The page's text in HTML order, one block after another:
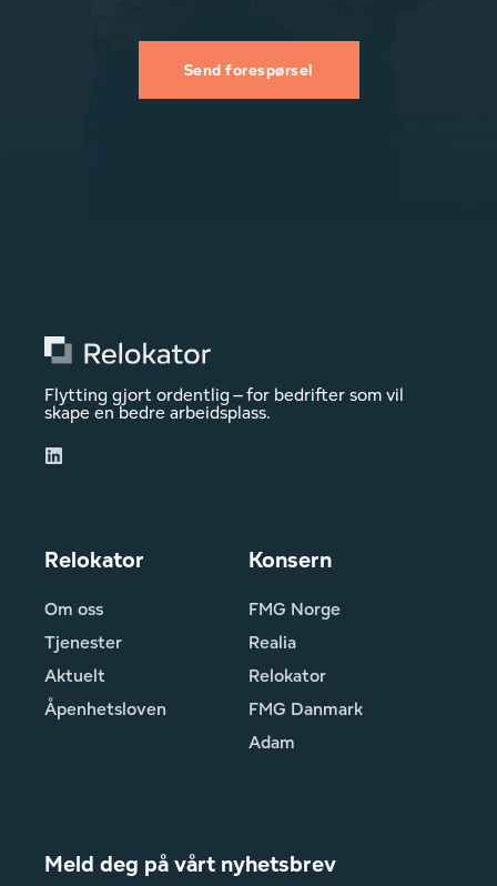
Flytting gjort ordentlig – for bedrifter som vil
skape en bedre arbeidsplass.
Relokator
Om oss
Tjenester
Aktuelt
Åpenhetsloven
Konsern
FMG Norge
Realia
Relokator
FMG Danmark
Adam
Meld deg på vårt nyhetsbrev